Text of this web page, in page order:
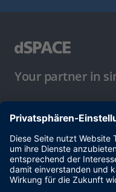
Your partner in
Impressum &